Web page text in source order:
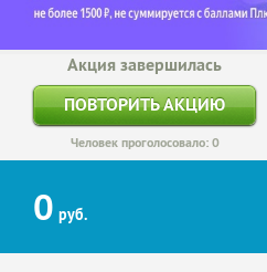
Акция завершилась
ПОВТОРИТЬ АКЦИЮ
Человек проголосовало: 0
0 руб.